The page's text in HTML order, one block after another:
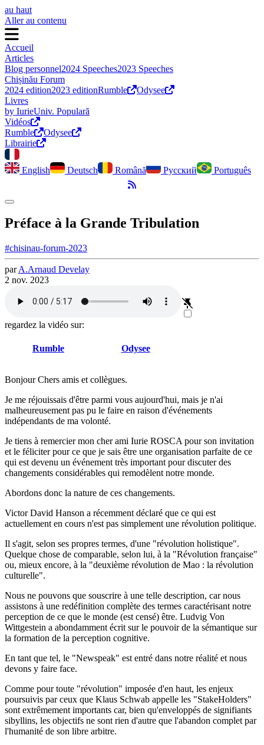
au haut
Aller au contenu
Accueil
Articles
Blog personnel2024 Speeches2023 Speeches
Chișinău Forum
2024 edition2023 editionRumble
Odysee
Livres
by IurieUniv. Populară
Vidéos
Rumble
Odysee
Librairie
English Deutsch Română Русский
Português
Flux RSS
Activer le mode sombre
Préface à la Grande Tribulation
#chisinau-forum-2023
parA.Arnaud Develay
2 nov. 2023
regardez la vidéo sur:
Rumble Odysee
Bonjour Chers amis et collègues.
Je me réjouissais d'être parmi vous aujourd'hui, mais je n'ai
malheureusement pas pu le faire en raison d'événements
indépendants de ma volonté.
Je tiens à remercier mon cher ami Iurie ROSCA pour son invitation
et le féliciter pour ce que je sais être une organisation parfaite de ce
qui est devenu un événement très important pour discuter des
changements considérables qui remodèlent notre monde.
Abordons donc la nature de ces changements.
Victor David Hanson a récemment déclaré que ce qui est
actuellement en cours n'est pas simplement une révolution politique.
Il s'agit, selon ses propres termes, d'une "révolution holistique".
Quelque chose de comparable, selon lui, à la "Révolution française"
ou, mieux encore, à la "deuxième révolution de Mao : la révolution
culturelle".
Nous ne pouvons que souscrire à une telle description, car nous
assistons à une redéfinition complète des termes caractérisant notre
perception de ce que le monde (est censé) être. Ludvig Von
Wittgestein a abondamment écrit sur le pouvoir de la sémantique sur
la formation de la perception cognitive.
En tant que tel, le "Newspeak" est entré dans notre réalité et nous
devons y faire face.
Comme pour toute "révolution" imposée d'en haut, les enjeux
poursuivis par ceux que Klaus Schwab appelle les "StakeHolders"
sont extrêmement importants car, bien qu'enveloppés de signifiants
sibyllins, les objectifs ne sont rien d'autre que l'abandon complet par
l'humanité de son libre arbitre.